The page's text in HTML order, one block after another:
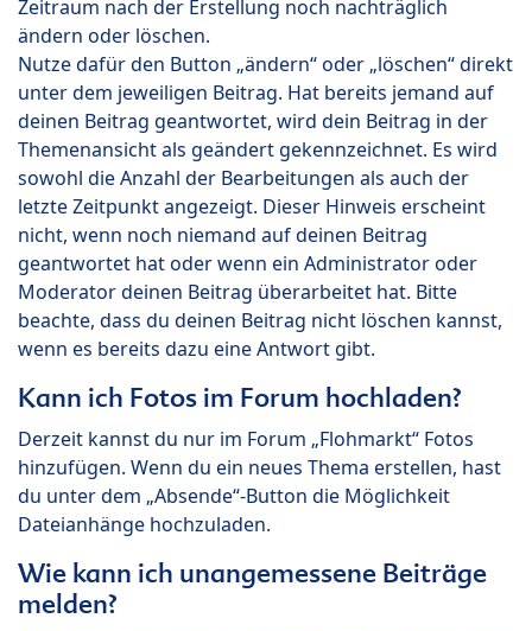
Zeitraum nach der Erstellung noch nachträglich
ändern oder löschen.
Nutze dafür den Button „ändern“ oder „löschen“ direkt
unter dem jeweiligen Beitrag. Hat bereits jemand auf
deinen Beitrag geantwortet, wird dein Beitrag in der
Themenansicht als geändert gekennzeichnet. Es wird
sowohl die Anzahl der Bearbeitungen als auch der
letzte Zeitpunkt angezeigt. Dieser Hinweis erscheint
nicht, wenn noch niemand auf deinen Beitrag
geantwortet hat oder wenn ein Administrator oder
Moderator deinen Beitrag überarbeitet hat. Bitte
beachte, dass du deinen Beitrag nicht löschen kannst,
wenn es bereits dazu eine Antwort gibt.
Kann ich Fotos im Forum hochladen?
Derzeit kannst du nur im Forum „Flohmarkt“ Fotos
hinzufügen. Wenn du ein neues Thema erstellen, hast
du unter dem „Absende“-Button die Möglichkeit
Dateianhänge hochzuladen.
Wie kann ich unangemessene Beiträge
melden?